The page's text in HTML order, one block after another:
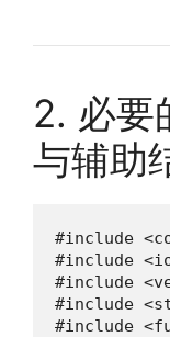
2. 必要
与辅助
#include
#include
#include
#include
#include